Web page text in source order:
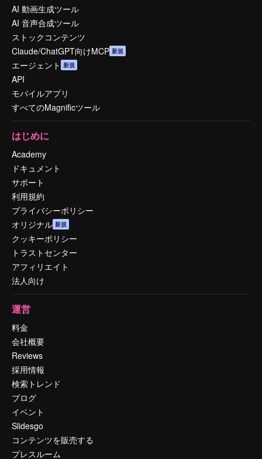
AI 動画生成ツール
AI 音声合成ツール
ストックコンテンツ
Claude/ChatGPT向けMCP 新規
エージェント 新規
API
モバイルアプリ
すべてのMagnificツール
はじめに
Academy
ドキュメント
サポート
利用規約
プライバシーポリシー
オリジナル 新規
クッキーポリシー
トラストセンター
アフィリエイト
法人向け
運営
料金
会社概要
Reviews
採用情報
検索トレンド
ブログ
イベント
Slidesgo
コンテンツを販売する
プレスルーム